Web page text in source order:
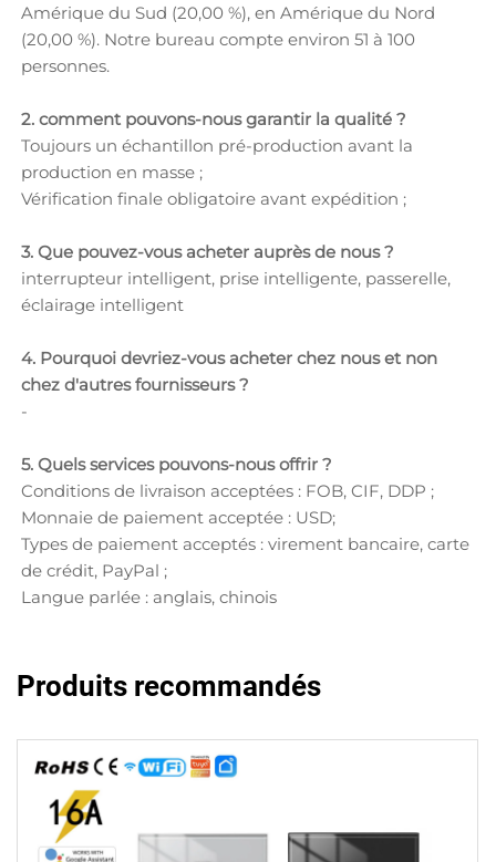
Amérique du Sud (20,00 %), en Amérique du Nord
(20,00 %). Notre bureau compte environ 51 à 100
personnes.
2. comment pouvons-nous garantir la qualité ?
Toujours un échantillon pré-production avant la
production en masse ;
Vérification finale obligatoire avant expédition ;
3. Que pouvez-vous acheter auprès de nous ?
interrupteur intelligent, prise intelligente, passerelle,
éclairage intelligent
4. Pourquoi devriez-vous acheter chez nous et non
chez d'autres fournisseurs ?
-
5. Quels services pouvons-nous offrir ?
Conditions de livraison acceptées : FOB, CIF, DDP ;
Monnaie de paiement acceptée : USD;
Types de paiement acceptés : virement bancaire, carte
de crédit, PayPal ;
Langue parlée : anglais, chinois
Produits recommandés